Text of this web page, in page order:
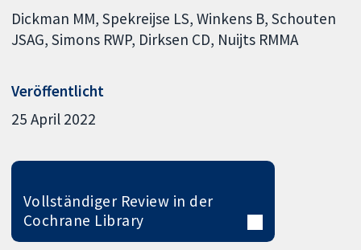
Dickman MM Spekreijse LS Winkens B Schouten
JSAG Simons RWP Dirksen CD Nuijts RMMA
Veröffentlicht
25 April 2022
Vollständiger Review in der
Cochrane Library